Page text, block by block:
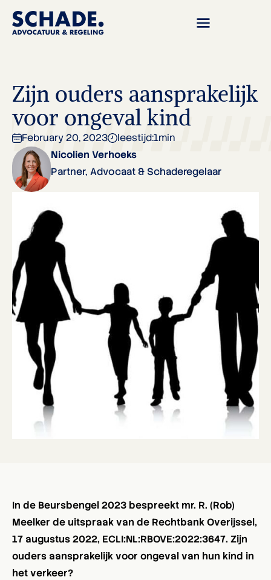
Zijn ouders aansprakelijk
voor ongeval kind
February 20, 2023 leestijd:1min
Nicolien Verhoeks
Partner, Advocaat & Schaderegelaar
In de Beursbengel 2023 bespreekt mr. R. (Rob)
Meelker de uitspraak van de Rechtbank Overijssel,
17 augustus 2022, ECLI:NL:RBOVE:2022:3647. Zijn
ouders aansprakelijk voor ongeval van hun kind in
het verkeer?